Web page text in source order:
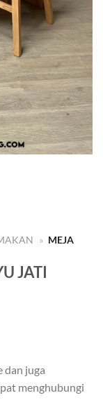
» MEJA
JATI
juga
menghubungi